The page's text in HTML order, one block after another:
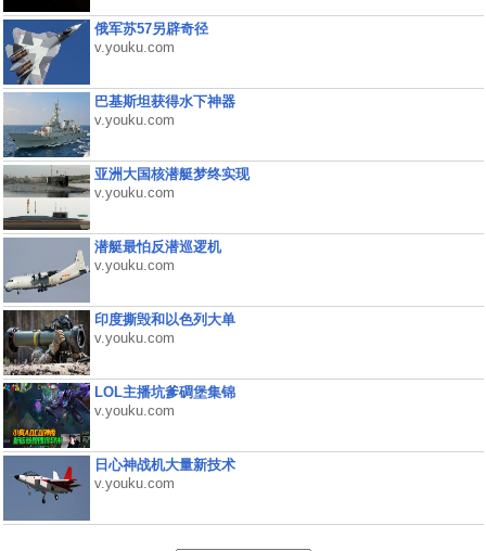
俄军苏57另辟奇径
v.youku.com
巴基斯坦获得水下神器
v.youku.com
亚洲大国核潜艇梦终实现
v.youku.com
潜艇最怕反潜巡逻机
v.youku.com
印度撕毁和以色列大单
v.youku.com
LOL主播坑爹碉堡集锦
v.youku.com
日心神战机大量新技术
v.youku.com